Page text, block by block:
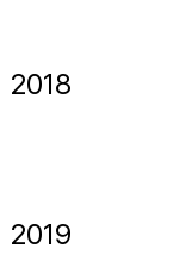
2018
2019